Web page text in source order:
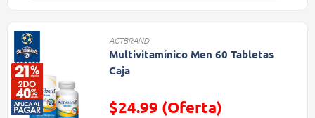
ACTBRAND
Multivitamínico Men 60 Tabletas
Caja
$24.99 (Oferta)